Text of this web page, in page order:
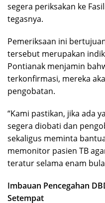
segera periksakan ke
tegasnya.
Pemeriksaan ini
tersebut merupakan
Pontianak menjamin
terkonfirmasi, mereka
pengobatan.
“Kami pastikan, jika ada
segera diobati dan
sekaligus meminta
memonitor pasien TB
teratur selama enam
Imbauan Pencegahan
Setempat